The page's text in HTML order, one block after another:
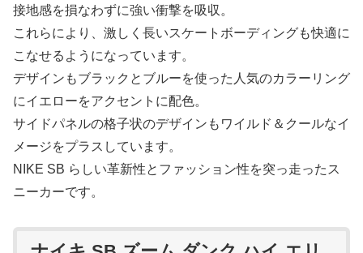
接地感を損なわずに強い衝撃を吸収。
これらにより、激しく長いスケートボーディングも快適に
こなせるようになっています。
デザインもブラックとブルーを使った人気のカラーリング
にイエローをアクセントに配色。
サイドパネルの格子状のデザインもワイルド＆クールなイ
メージをプラスしています。
NIKE SB らしい革新性とファッション性を突っ走ったス
ニーカーです。